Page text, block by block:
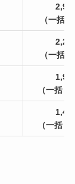
（一括
（一括
（一括
（一括